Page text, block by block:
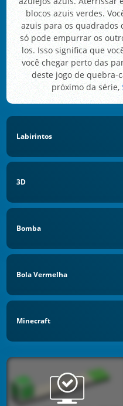
blocos azuis verdes.
azuis para os quadrados
só pode empurrar os
los. Isso significa que
você chegar perto das
deste jogo de quebra-
próximo da série,
Labirintos
3D
Bomba
Bola Vermelha
Minecraft